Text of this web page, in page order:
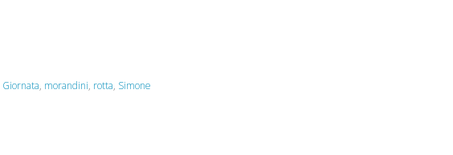
e
Giornata, morandini, rotta, Simone